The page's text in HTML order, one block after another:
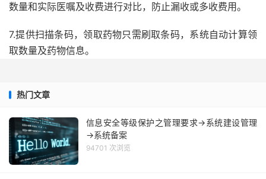
数量和实际医嘱及收费进行对比，防止漏收或多收费用。
7.提供扫描条码，领取药物只需刷取条码，系统自动计算领
取数量及药物信息。
热门文章
信息安全等级保护之管理要求→系统建设管理
→系统备案
94701 次浏览